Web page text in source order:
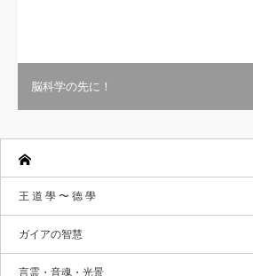
脳科学の先に！
王 道 學 〜 德 學
ガイアの智慧
言霊・音魂・光景